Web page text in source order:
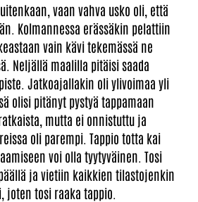
vaan vahva usko oli, että
Kolmannessa erässäkin pelattiin
vain kävi tekemässä ne
Neljällä maalilla pitäisi saada
Jatkoajallakin oli ylivoimaa yli
olisi pitänyt pystyä tappamaan
mutta ei onnistuttu ja
oli parempi. Tappio totta kai
voi olla tyytyväinen. Tosi
ja vietiin kaikkien tilastojenkin
joten tosi raaka tappio.